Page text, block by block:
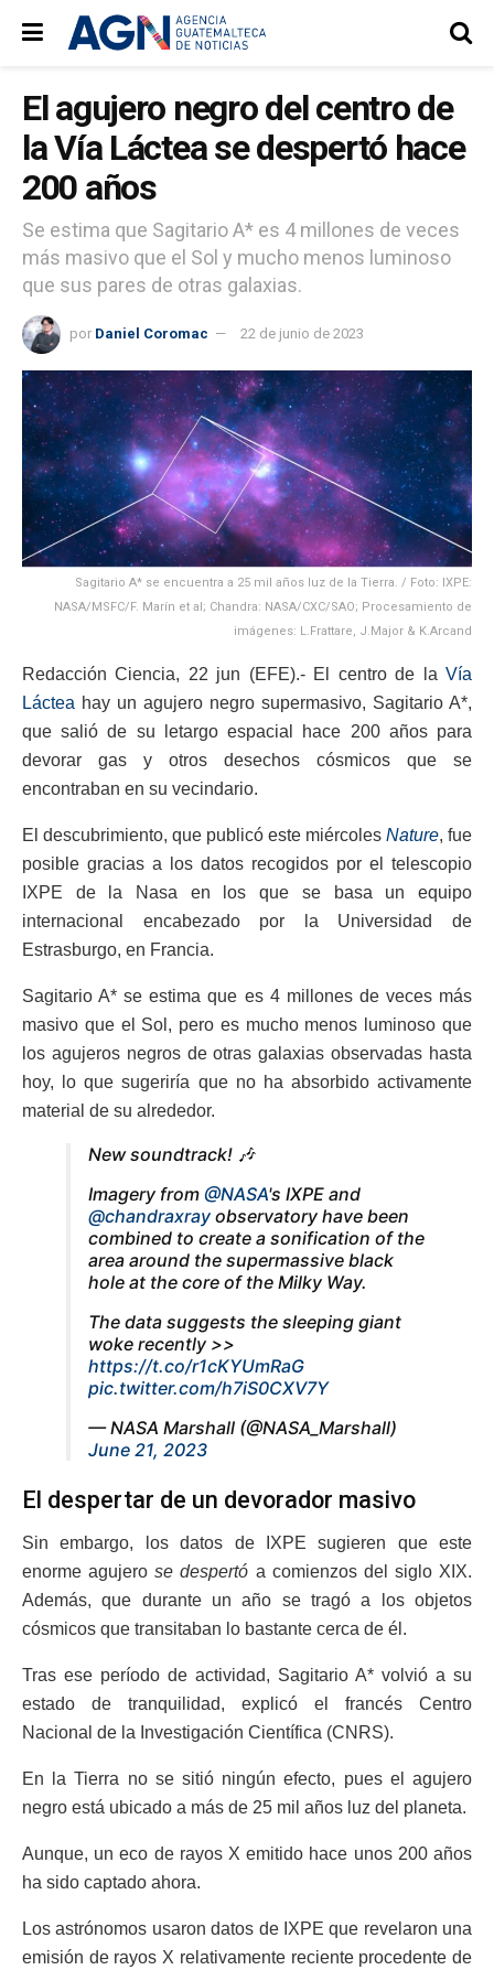
El agujero negro del centro de
la Vía Láctea se despertó hace
200 años
Se estima que Sagitario A* es 4 millones de veces
más masivo que el Sol y mucho menos luminoso
que sus pares de otras galaxias.
por Daniel Coromac 22 de junio de 2023
Sagitario A* se encuentra a 25 mil años luz de la Tierra. / Foto: IXPE:
NASA/MSFC/F. Marín et al; Chandra: NASA/CXC/SAO; Procesamiento de
imágenes: L.Frattare, J.Major & K.Arcand
Redacción Ciencia, 22 jun (EFE).- El centro de la Vía
Láctea hay un agujero negro supermasivo, Sagitario A*,
que salió de su letargo espacial hace 200 años para
devorar gas y otros desechos cósmicos que se
encontraban en su vecindario.
El descubrimiento, que publicó este miércoles Nature, fue
posible gracias a los datos recogidos por el telescopio
IXPE de la Nasa en los que se basa un equipo
internacional encabezado por la Universidad de
Estrasburgo, en Francia.
Sagitario A* se estima que es 4 millones de veces más
masivo que el Sol, pero es mucho menos luminoso que
los agujeros negros de otras galaxias observadas hasta
hoy, lo que sugeriría que no ha absorbido activamente
material de su alrededor.
New soundtrack! 🎶
Imagery from @NASA's IXPE and
@chandraxray observatory have been
combined to create a sonification of the
area around the supermassive black
hole at the core of the Milky Way.
The data suggests the sleeping giant
woke recently >>
https://t.co/r1cKYUmRaG
pic.twitter.com/h7iS0CXV7Y
— NASA Marshall (@NASA_Marshall)
June 21, 2023
El despertar de un devorador masivo
Sin embargo, los datos de IXPE sugieren que este
enorme agujero se despertó a comienzos del siglo XIX.
Además, que durante un año se tragó a los objetos
cósmicos que transitaban lo bastante cerca de él.
Tras ese período de actividad, Sagitario A* volvió a su
estado de tranquilidad, explicó el francés Centro
Nacional de la Investigación Científica (CNRS).
En la Tierra no se sitió ningún efecto, pues el agujero
negro está ubicado a más de 25 mil años luz del planeta.
Aunque, un eco de rayos X emitido hace unos 200 años
ha sido captado ahora.
Los astrónomos usaron datos de IXPE que revelaron una
emisión de rayos X relativamente reciente procedente de